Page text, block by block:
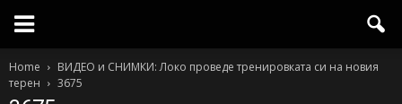
Home
ВИДЕО и СНИМКИ: Локо проведе тренировката си на новия
терен
3675